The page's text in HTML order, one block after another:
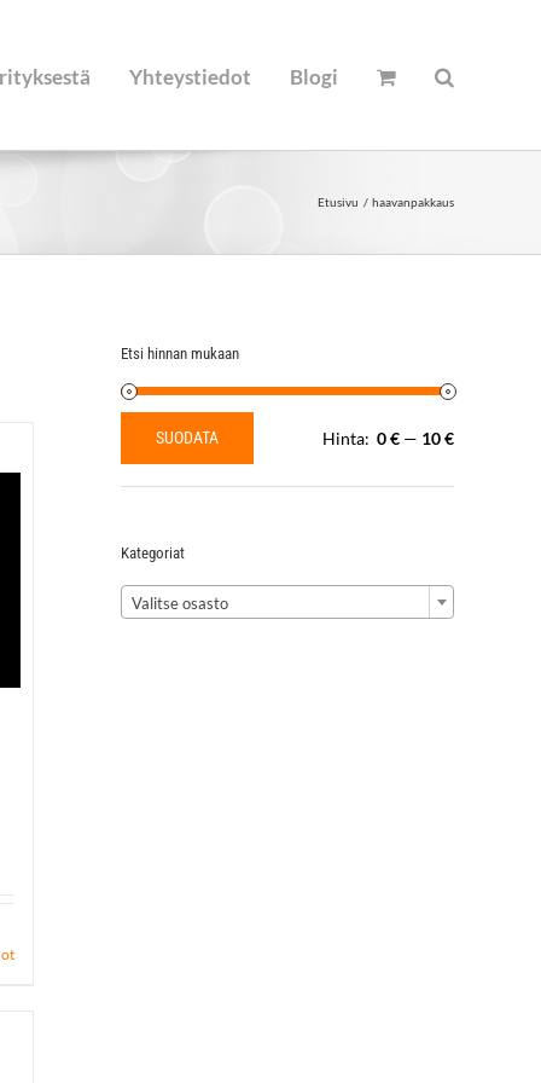
Yhteystiedot Blogi
Etusivu haavanpakkaus
Etsi hinnan mukaan
Minimihinta
Maksimihinta
SUODATA Hinta: 0 € — 10 €
Kategoriat
Valitse osasto